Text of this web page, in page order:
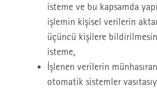
isteme ve bu kapsamda
işlemin kişisel verilerin
üçüncü kişilere
isteme,
İşlenen verilerin münhasıran
otomatik sistemler